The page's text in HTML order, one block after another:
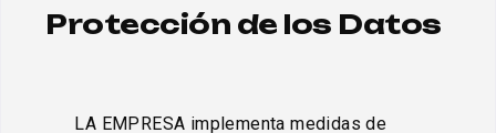
Protección de los Datos